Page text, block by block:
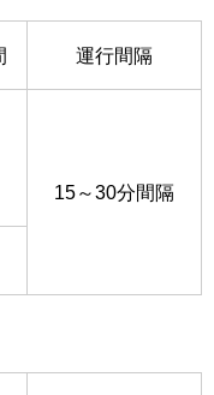
運行間隔
15～30分間隔